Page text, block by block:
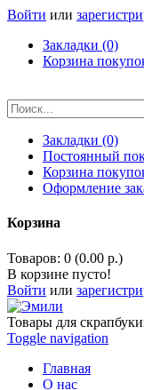
Войти или
Закладки (0)
Корзина
Закладки (0)
Постоянный
Корзина
Оформление
Корзина
Товаров: 0 (0.00 р.)
В корзине пусто!
Войти или
Товары для
Toggle navigation
Главная
О нас